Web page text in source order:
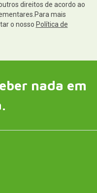
direitos de acordo ao
mais
o nosso Política de
nada em